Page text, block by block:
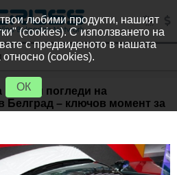
всички погледи на
Белград – ключов момент за
любими продукти, нашият
(cookies). С използването на
с предвиденото в нашата
относно (cookies).
ОК